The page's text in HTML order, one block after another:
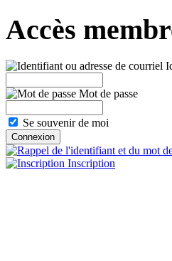
Accès
Mot de passe
Se souvenir de moi
Inscription